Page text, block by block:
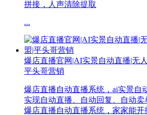
拼接，人声清除提取
...
爆店直播官网|AI实景自动直播|无
平头哥营销
爆店直播自动直播系统，ai实景自
实现自动直播、自动回复、自动卖
爆店直播自动直播系统，家家能